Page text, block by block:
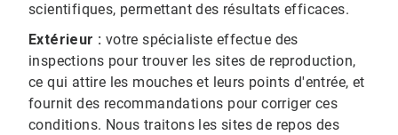
scientifiques, permettant des résultats efficaces.
Extérieur : votre spécialiste effectue des
inspections pour trouver les sites de reproduction,
ce qui attire les mouches et leurs points d'entrée, et
fournit des recommandations pour corriger ces
conditions. Nous traitons les sites de repos des